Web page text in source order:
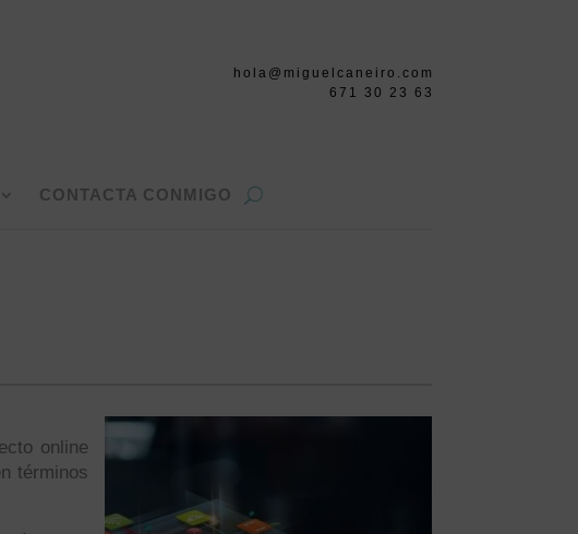
hola@miguelcaneiro.com
671 30 23 63
CONTACTA CONMIGO
online
términos